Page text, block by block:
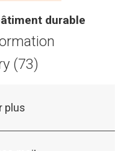
durable
(73)
plus